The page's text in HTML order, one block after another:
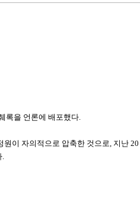
록을 언론에 배포했다.
이 자의적으로 압축한 것으로, 지난 20
.